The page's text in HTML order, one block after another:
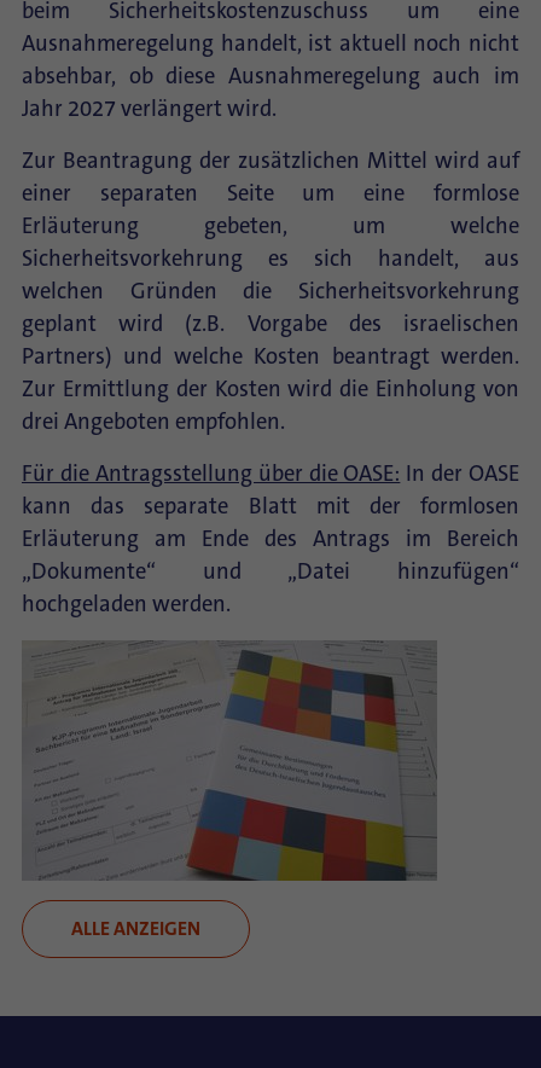
beim Sicherheitskostenzuschuss um eine
Ausnahmeregelung handelt, ist aktuell noch nicht
absehbar, ob diese Ausnahmeregelung auch im
Jahr 2027 verlängert wird.
Zur Beantragung der zusätzlichen Mittel wird auf
einer separaten Seite um eine formlose
Erläuterung gebeten, um welche
Sicherheitsvorkehrung es sich handelt, aus
welchen Gründen die Sicherheitsvorkehrung
geplant wird (z.B. Vorgabe des israelischen
Partners) und welche Kosten beantragt werden.
Zur Ermittlung der Kosten wird die Einholung von
drei Angeboten empfohlen.
Für die Antragsstellung über die OASE: In der OASE
kann das separate Blatt mit der formlosen
Erläuterung am Ende des Antrags im Bereich
„Dokumente“ und „Datei hinzufügen“
hochgeladen werden.
ALLE ANZEIGEN